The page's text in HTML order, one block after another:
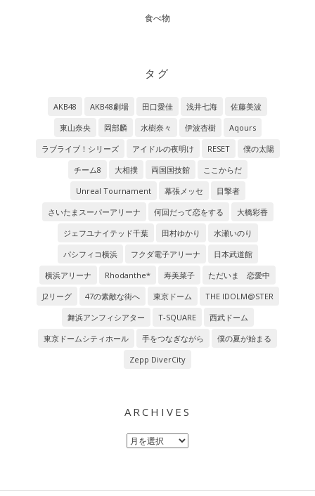
食べ物
タグ
AKB48 AKB48劇場 田口愛佳 浅井七海
佐藤美波
東山奈央
岡部麟 水樹奈々 伊波杏樹
Aqours
ラブライブ！シリーズ
アイドルの夜明け RESET
僕の太陽
チーム8
大相撲 両国国技館
ここからだ
Unreal Tournament
幕張メッセ
目撃者
さいたまスーパーアリーナ
何回だって恋をする
大橋彩香
ジェフユナイテッド千葉
田村ゆかり
水瀬いのり
パシフィコ横浜
フクダ電子アリーナ
日本武道館
横浜アリーナ
Rhodanthe* 寿美菜子
ただいま 恋愛中
J2リーグ
47の素敵な街へ 東京ドーム
THE IDOLM@STER
舞浜アンフィシアター
T-SQUARE
西武ドーム
東京ドームシティホール
手をつなぎながら
僕の夏が始まる
Zepp DiverCity
ARCHIVES
Archives